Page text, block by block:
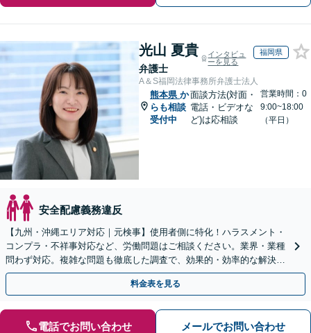
光山 夏貴
弁護士
インタビュ
ーを見る
福岡県
A＆S福岡法律事務所弁護士法人
熊本県 か
らも相談
受付中
面談方法(対面・
電話・ビデオな
ど)は応相談
営業時間：0
9:00~18:00
（平日）
安全配慮義務違反
【九州・沖縄エリア対応｜元検事】使用者側に特化！ハラスメント・
コンプラ・不祥事対応など、労働問題はご相談ください。業界・業種
問わず対応。複雑な問題も徹底した調査で、効果的・効率的な解決を
目指します。セカンドオピニオン可【休日・夜間相談可】
料金表を見る
電話でお問い合わせ メールでお問い合わせ